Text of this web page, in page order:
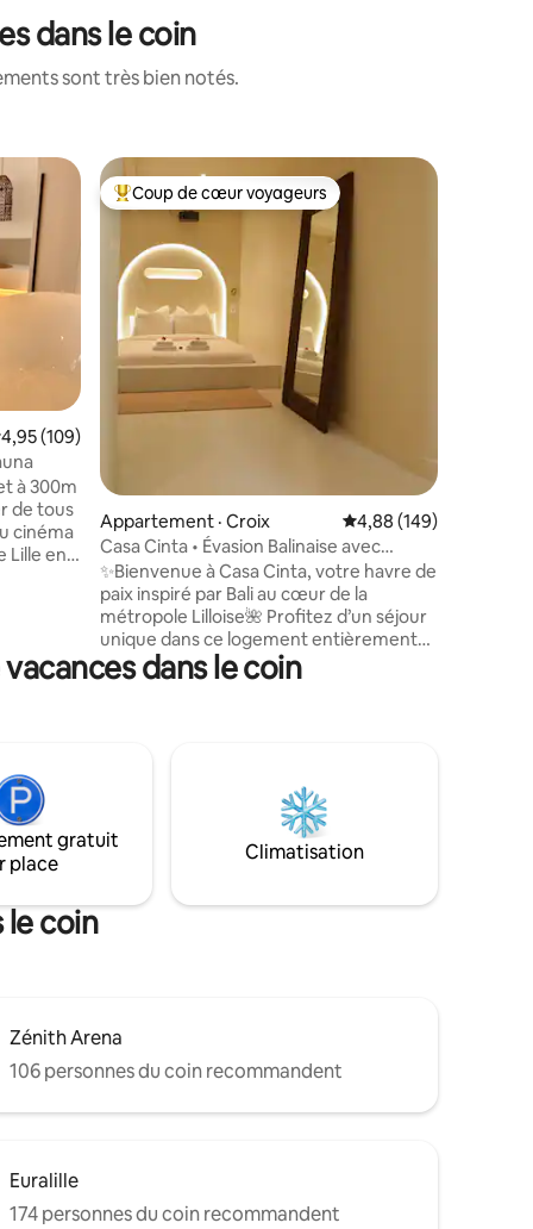
dans le coin
sont très bien notés.
moyenne de 4,95 sur 5, 109 commentaires
4,95 (109)
à 300m
de tous
cinéma
Lille en
Coup de cœur voyageurs parmi les plus aimés
Coup de cœur voyageurs
Appartement · Croix Note moyenne de
4,88 (149)
Casa Cinta • Évasion Balinaise avec
Balnéo&Cinéma
✨Bienvenue à Casa Cinta, votre havre de
paix inspiré par Bali au cœur de la
métropole Lilloise🌺 Profitez d’un séjour
unique dans ce logement entièrement
privatisé, où la sérénité et le confort se
rencontrent. Détendez vous dans la
vous offrir une expérience inoubliable. 💫
✨Réservez dès maintenant pour une
escapade mémorable à Casa Cinta!
dans le coin
gratuit
place
Climatisation
le coin
Zénith Arena
106 personnes du coin recommandent
Euralille
174 personnes du coin recommandent